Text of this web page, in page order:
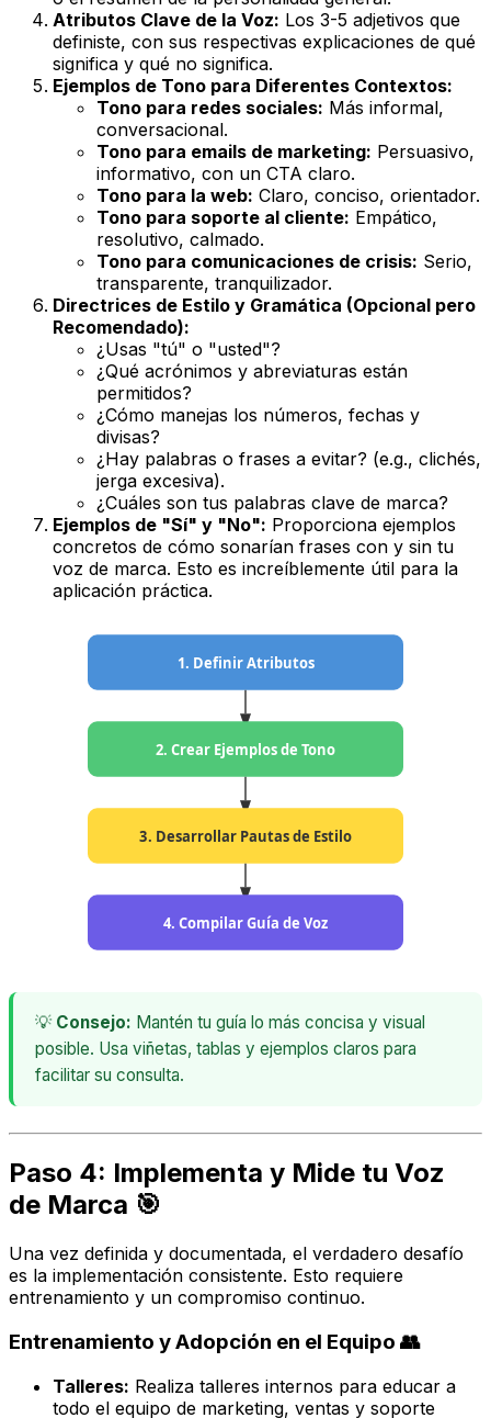
Atributos Clave de la Voz: Los 3-5 adjetivos que
definiste, con sus respectivas explicaciones de qué
significa y qué no significa.
Ejemplos de Tono para Diferentes Contextos:
Tono para redes sociales: Más informal,
conversacional.
Tono para emails de marketing: Persuasivo,
informativo, con un CTA claro.
Tono para la web: Claro, conciso, orientador.
Tono para soporte al cliente: Empático,
resolutivo, calmado.
Tono para comunicaciones de crisis: Serio,
transparente, tranquilizador.
Directrices de Estilo y Gramática (Opcional pero
Recomendado):
¿Usas "tú" o "usted"?
¿Qué acrónimos y abreviaturas están
permitidos?
¿Cómo manejas los números, fechas y
divisas?
¿Hay palabras o frases a evitar? (e.g., clichés,
jerga excesiva).
¿Cuáles son tus palabras clave de marca?
Ejemplos de "Sí" y "No": Proporciona ejemplos
concretos de cómo sonarían frases con y sin tu
voz de marca. Esto es increíblemente útil para la
aplicación práctica.
1. Definir Atributos
2. Crear Ejemplos de Tono
3. Desarrollar Pautas de Estilo
4. Compilar Guía de Voz
💡 Consejo: Mantén tu guía lo más concisa y visual
posible. Usa viñetas, tablas y ejemplos claros para
facilitar su consulta.
Paso 4: Implementa y Mide tu Voz
de Marca 🎯
Una vez definida y documentada, el verdadero desafío
es la implementación consistente. Esto requiere
entrenamiento y un compromiso continuo.
Entrenamiento y Adopción en el Equipo 👥
Talleres: Realiza talleres internos para educar a
todo el equipo de marketing, ventas y soporte